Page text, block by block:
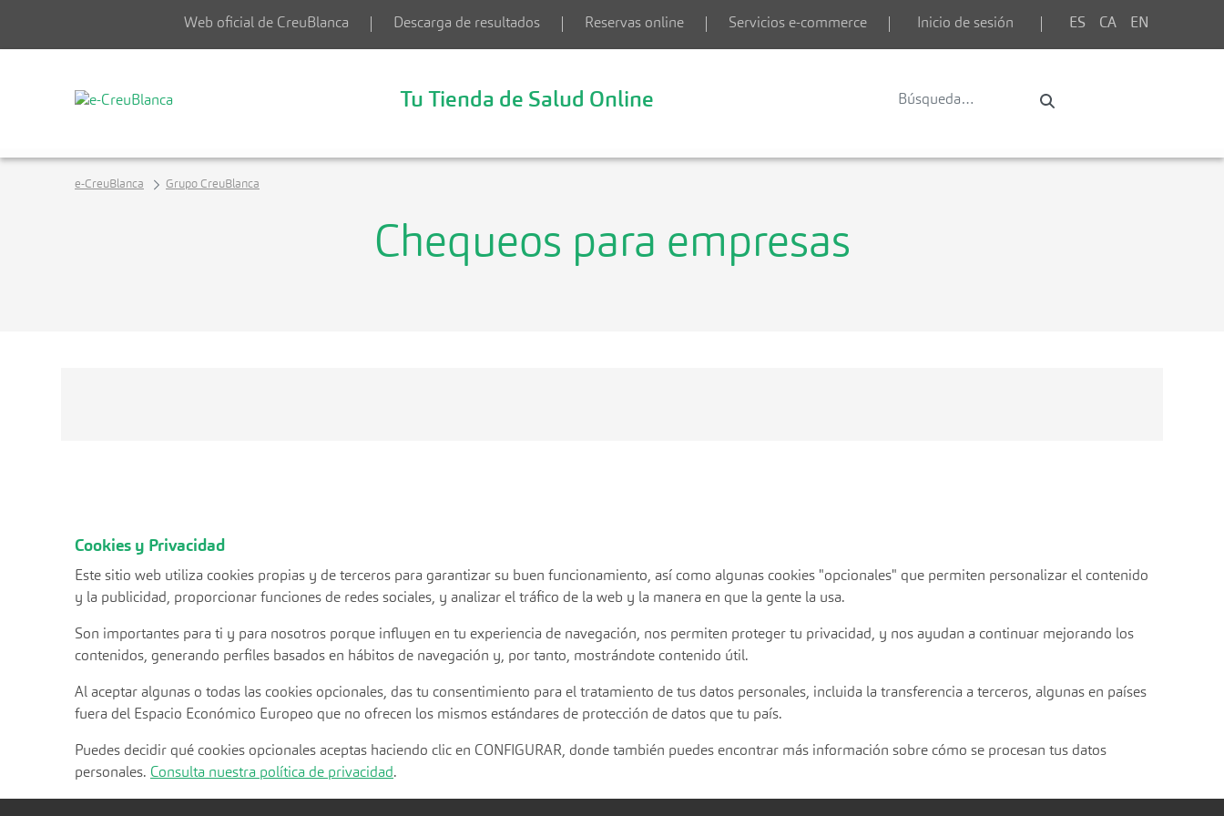
Web oficial de CreuBlanca Descarga de resultados Reservas online Servicios e-commerce Inicio de sesión ES CA EN
Tu Tienda de Salud Online
e-CreuBlanca Grupo CreuBlanca
Chequeos para empresas
Cookies y Privacidad
Este sitio web utiliza cookies propias y de terceros para garantizar su buen funcionamiento, así como algunas cookies "opcionales" que permiten personalizar el contenido
y la publicidad, proporcionar funciones de redes sociales, y analizar el tráfico de la web y la manera en que la gente la usa.
Son importantes para ti y para nosotros porque influyen en tu experiencia de navegación, nos permiten proteger tu privacidad, y nos ayudan a continuar mejorando los
contenidos, generando perfiles basados en hábitos de navegación y, por tanto, mostrándote contenido útil.
Al aceptar algunas o todas las cookies opcionales, das tu consentimiento para el tratamiento de tus datos personales, incluida la transferencia a terceros, algunas en países
fuera del Espacio Económico Europeo que no ofrecen los mismos estándares de protección de datos que tu país.
Puedes decidir qué cookies opcionales aceptas haciendo clic en CONFIGURAR, donde también puedes encontrar más información sobre cómo se procesan tus datos
personales. Consulta nuestra política de privacidad.